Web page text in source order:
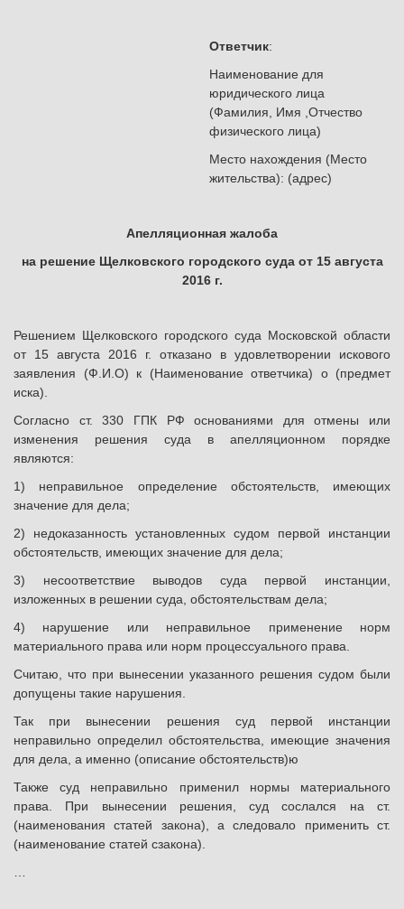
Ответчик:
Наименование для
юридического лица
(Фамилия, Имя ,Отчество
физического лица)
Место нахождения (Место
жительства): (адрес)
Апелляционная жалоба
на решение Щелковского городского суда от 15 августа
2016 г.
Решением Щелковского городского суда Московской области
от 15 августа 2016 г. отказано в удовлетворении искового
заявления (Ф.И.О) к (Наименование ответчика) о (предмет
иска).
Согласно ст. 330 ГПК РФ основаниями для отмены или
изменения решения суда в апелляционном порядке
являются:
1) неправильное определение обстоятельств, имеющих
значение для дела;
2) недоказанность установленных судом первой инстанции
обстоятельств, имеющих значение для дела;
3) несоответствие выводов суда первой инстанции,
изложенных в решении суда, обстоятельствам дела;
4) нарушение или неправильное применение норм
материального права или норм процессуального права.
Считаю, что при вынесении указанного решения судом были
допущены такие нарушения.
Так при вынесении решения суд первой инстанции
неправильно определил обстоятельства, имеющие значения
для дела, а именно (описание обстоятельств)ю
Также суд неправильно применил нормы материального
права. При вынесении решения, суд сослался на ст.
(наименования статей закона), а следовало применить ст.
(наименование статей сзакона).
…